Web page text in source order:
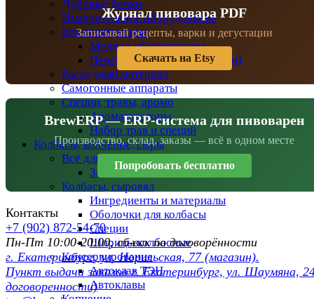
Дубовые бочки
Измерительное оборудование
Комплектующие
Медное оборудование
Перегонные кубы (кастрюли)
Расходный материал
Самогонные аппараты
Специи, травы, аромо
Ароматизаторы
Набор трав и специй
Колбасы, копчение, сыры
Всё для сыроделов
Закваска
Колбасы, сыровял
Ингредиенты и материалы
Оболочки для колбасы
Специи
Шприцы колбасные
Консервирование
Автоклав ТЭН
Автоклавы
Журнал пивовара PDF
Записывай рецепты, варки и дегустации
Скачать на Etsy
BrewERP — ERP-система для пивоварен
Производство, склад, заказы — всё в одном месте
Попробовать бесплатно
Контакты
+7 (902) 872-54-70
Пн-Пт 10:00-20:00, сб-вск по договорённости
г. Екатеринбург, ул. Норильская, 77 (магазин).
Пункт выдачи заказов г. Екатеринбург, ул. Шаумяна,
договоренности)